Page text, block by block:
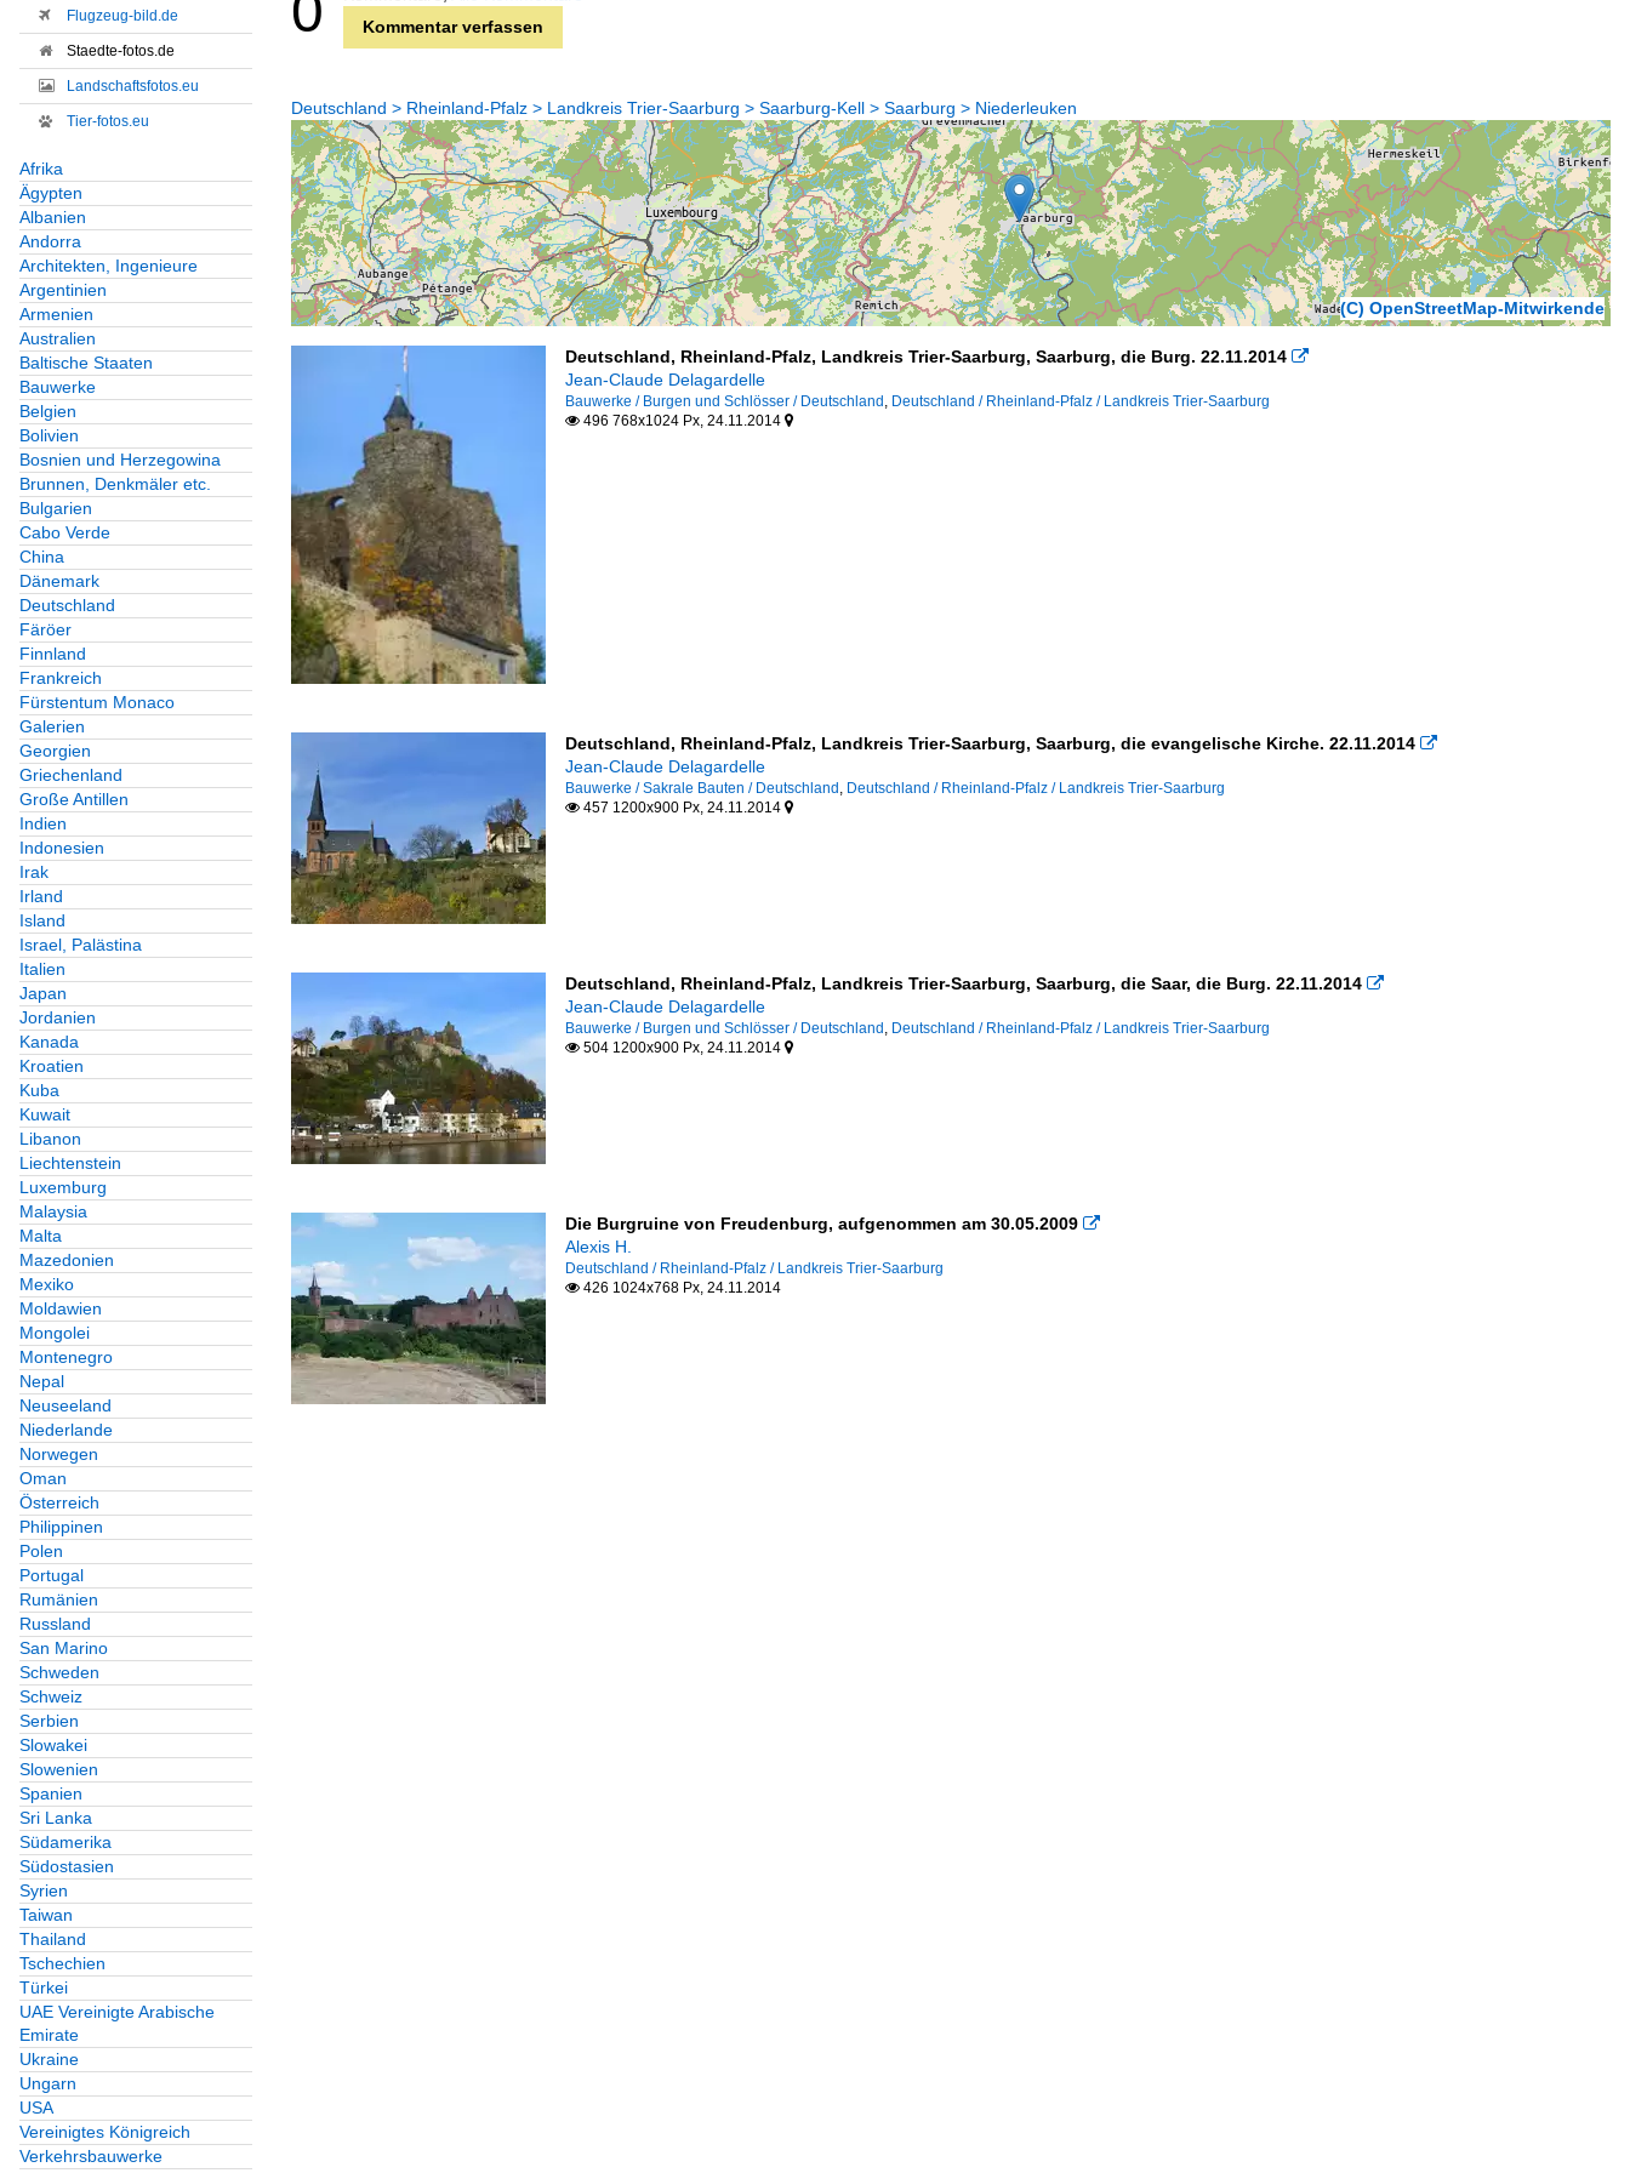
Flugzeug-bild.de
Staedte-fotos.de
Landschaftsfotos.eu
Tier-fotos.eu
Afrika
Ägypten
Albanien
Andorra
Architekten, Ingenieure
Argentinien
Armenien
Australien
Baltische Staaten
Bauwerke
Belgien
Bolivien
Bosnien und Herzegowina
Brunnen, Denkmäler etc.
Bulgarien
Cabo Verde
China
Dänemark
Deutschland
Färöer
Finnland
Frankreich
Fürstentum Monaco
Galerien
Georgien
Griechenland
Große Antillen
Indien
Indonesien
Irak
Irland
Island
Israel, Palästina
Italien
Japan
Jordanien
Kanada
Kroatien
Kuba
Kuwait
Libanon
Liechtenstein
Luxemburg
Malaysia
Malta
Mazedonien
Mexiko
Moldawien
Mongolei
Montenegro
Nepal
Neuseeland
Niederlande
Norwegen
Oman
Österreich
Philippinen
Polen
Portugal
Rumänien
Russland
San Marino
Schweden
Schweiz
Serbien
Slowakei
Slowenien
Spanien
Sri Lanka
Südamerika
Südostasien
Syrien
Taiwan
Thailand
Tschechien
Türkei
UAE Vereinigte Arabische
Emirate
Ukraine
Ungarn
USA
Vereinigtes Königreich
Verkehrsbauwerke
Kommentar verfassen
Deutschland > Rheinland-Pfalz > Landkreis Trier-Saarburg > Saarburg-Kell > Saarburg > Niederleuken
(C) OpenStreetMap-Mitwirkende
Deutschland, Rheinland-Pfalz, Landkreis Trier-Saarburg, Saarburg, die Burg. 22.11.2014 
Jean-Claude Delagardelle
Bauwerke / Burgen und Schlösser / Deutschland , Deutschland / Rheinland-Pfalz / Landkreis Trier-Saarburg
496 768x1024 Px, 24.11.2014 
Deutschland, Rheinland-Pfalz, Landkreis Trier-Saarburg, Saarburg, die evangelische Kirche. 22.11.2014 
Jean-Claude Delagardelle
Bauwerke / Sakrale Bauten / Deutschland , Deutschland / Rheinland-Pfalz / Landkreis Trier-Saarburg
457 1200x900 Px, 24.11.2014 
Deutschland, Rheinland-Pfalz, Landkreis Trier-Saarburg, Saarburg, die Saar, die Burg. 22.11.2014 
Jean-Claude Delagardelle
Bauwerke / Burgen und Schlösser / Deutschland , Deutschland / Rheinland-Pfalz / Landkreis Trier-Saarburg
504 1200x900 Px, 24.11.2014 
Die Burgruine von Freudenburg, aufgenommen am 30.05.2009 
Alexis H.
Deutschland / Rheinland-Pfalz / Landkreis Trier-Saarburg
426 1024x768 Px, 24.11.2014